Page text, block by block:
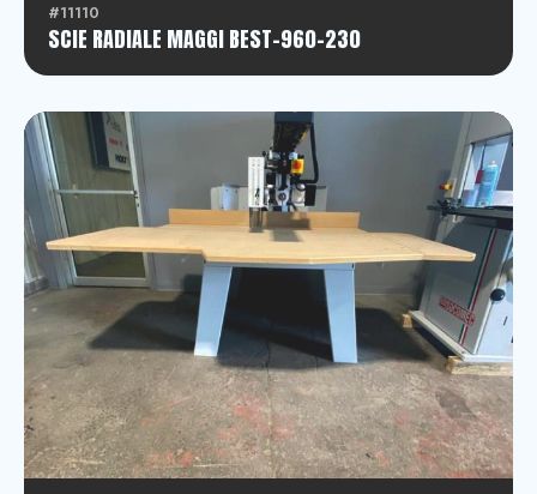
#11110
SCIE RADIALE MAGGI BEST-960-230